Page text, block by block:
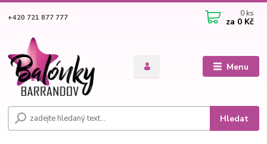
Menu
Hledat
+420 721 877 777 0 ks
za 0 Kč